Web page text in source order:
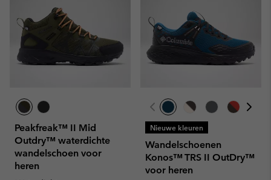
Peakfreak™ II Mid
Outdry™ waterdichte
wandelschoen voor
heren
Nieuwe kleuren
Wandelschoenen
Konos™ TRS II OutDry™
voor heren